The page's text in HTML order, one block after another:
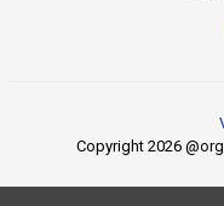
Copyright 2026